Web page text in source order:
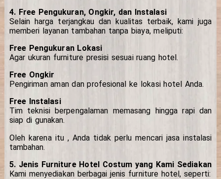
4. Free Pengukuran, Ongkir, dan Instalasi
Selain harga terjangkau dan kualitas terbaik, kami juga
memberi layanan tambahan tanpa biaya, meliputi:
Free Pengukuran Lokasi
Agar ukuran furniture presisi sesuai ruang hotel.
Free Ongkir
Pengiriman aman dan profesional ke lokasi hotel Anda.
Free Instalasi
Tim teknisi berpengalaman memasang hingga rapi dan
siap di gunakan.
Oleh karena itu , Anda tidak perlu mencari jasa instalasi
tambahan.
5. Jenis Furniture Hotel Costum yang Kami Sediakan
Kami menyediakan berbagai jenis furniture hotel, seperti: